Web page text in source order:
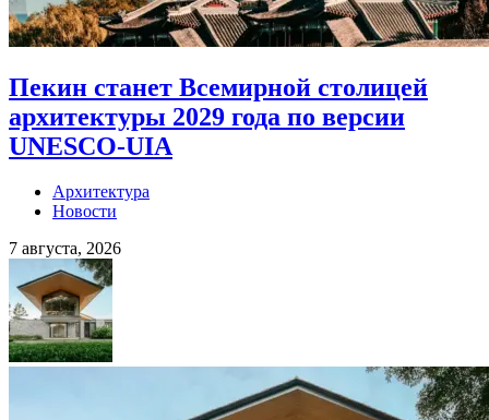
Пекин станет Всемирной столицей
архитектуры 2029 года по версии
UNESCO-UIA
Архитектура
Новости
7 августа, 2026